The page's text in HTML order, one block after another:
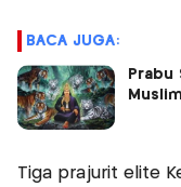
BACA JUGA:
Tiga prajurit elite